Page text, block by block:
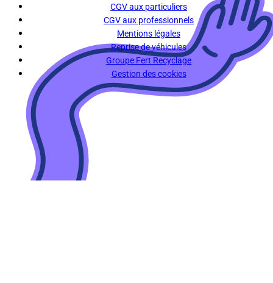
CGV aux particuliers
CGV aux professionnels
Mentions légales
Reprise de véhicules
Groupe Fert Recyclage
Gestion des cookies